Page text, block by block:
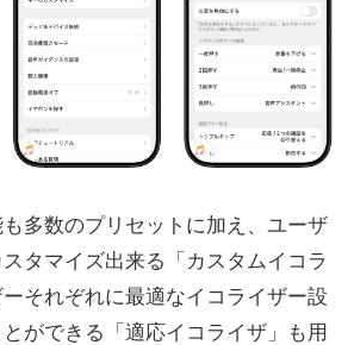
多数のプリセットに加え、ユーザ
タマイズ出来る「カスタムイコラ
それぞれに最適なイコライザー設
ができる「適応イコライザ」も用